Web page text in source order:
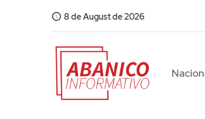
8 de August de 2026